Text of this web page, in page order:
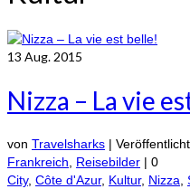
13 Aug. 2015
Nizza – La vie
von Travelsharks |
Frankreich, Reisebilder | 0
City, Côte d'Azur, Kultur, Nizza,